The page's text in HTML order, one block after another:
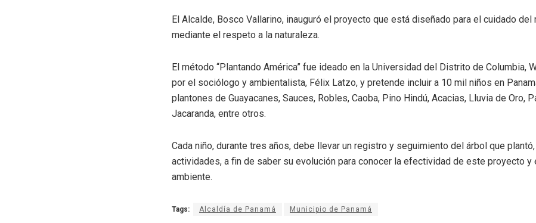
El Alcalde, Bosco Vallarino, inauguró el proyecto que está diseñado para el cuidado del
mediante el respeto a la naturaleza.
El método “Plantando América” fue ideado en la Universidad del Distrito de Columbia,
por el sociólogo y ambientalista, Félix Latzo, y pretende incluir a 10 mil niños en
plantones de Guayacanes, Sauces, Robles, Caoba, Pino Hindú, Acacias, Lluvia de Oro,
Jacaranda, entre otros.
Cada niño, durante tres años, debe llevar un registro y seguimiento del árbol que
actividades, a fin de saber su evolución para conocer la efectividad de este proyecto y
ambiente.
Tags: Alcaldía de Panamá Municipio de Panamá